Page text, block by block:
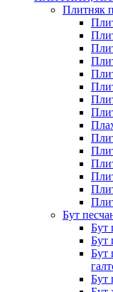
Плитняк
Бут
Бут
Бут
Бут
Бут